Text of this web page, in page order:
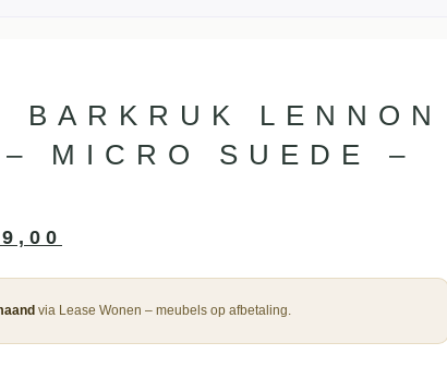
BARKRUK LENNON
MICRO SUEDE –
via Lease Wonen – meubels op afbetaling.